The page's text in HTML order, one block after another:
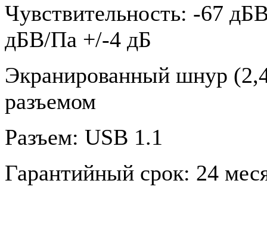
Чувствительность: -67
дБВ/Па +/-4 дБ
Экранированный шнур
разъемом
Разъем: USB 1.1
Гарантийный срок: 24